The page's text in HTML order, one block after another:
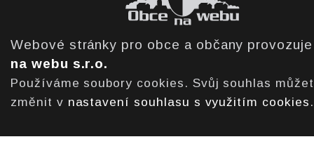
Webové stránky pro obce a občany
na webu s.r.o.
Používáme soubory cookies. Svůj souhlas
změnit v nastavení souhlasu s využitím cookies .